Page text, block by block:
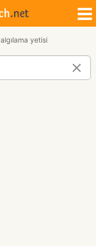
algılama yetisi